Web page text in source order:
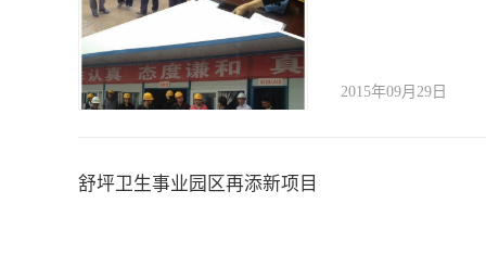
2015年09月29日
舒坪卫生事业园区再添新项目